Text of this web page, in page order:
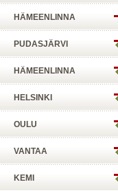
HÄMEENLINNA
PUDASJÄRVI
HÄMEENLINNA
HELSINKI
OULU
VANTAA
KEMI